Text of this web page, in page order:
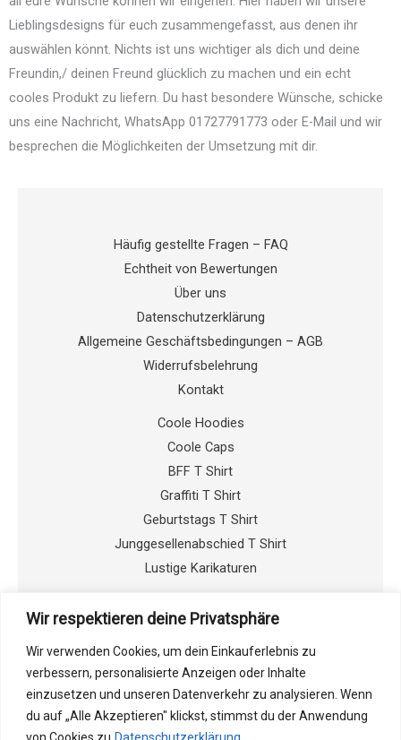
Wir respektieren deine Privatsphäre
Wir verwenden Cookies, um dein Einkauferlebnis zu
verbessern, personalisierte Anzeigen oder Inhalte
einzusetzen und unseren Datenverkehr zu analysieren. Wenn
du auf „Alle Akzeptieren" klickst, stimmst du der Anwendung
von Cookies zu Datenschutzerklärung
Lieblingsdesigns für euch zusammengefasst, aus denen ihr
auswählen könnt. Nichts ist uns wichtiger als dich und deine
Freundin,/ deinen Freund glücklich zu machen und ein echt
cooles Produkt zu liefern. Du hast besondere Wünsche, schicke
uns eine Nachricht, WhatsApp 01727791773 oder E-Mail und wir
besprechen die Möglichkeiten der Umsetzung mit dir.
Häufig gestellte Fragen – FAQ
Echtheit von Bewertungen
Über uns
Datenschutzerklärung
Allgemeine Geschäftsbedingungen – AGB
Widerrufsbelehrung
Kontakt
Coole Hoodies
Coole Caps
BFF T Shirt
Graffiti T Shirt
Geburtstags T Shirt
Junggesellenabschied T Shirt
Lustige Karikaturen
Facebook
Instagram